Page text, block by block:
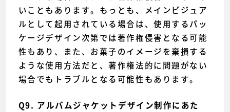
いこともあります。もっとも、メインビジュア
ルとして起用されている場合は、使用するパッ
ケージデザイン次第では著作権侵害となる可能
性もあり、また、お菓子のイメージを棄損する
ような使用方法だと、著作権法的に問題がない
場合でもトラブルとなる可能性もあります。
Q9. アルバムジャケットデザイン制作にあた